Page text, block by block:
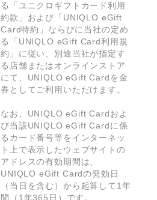
る「ユニクロギフトカード利用
約款」および「UNIQLO eGift
Card特約」ならびに当社の定め
る「UNIQLO eGift Card利用規
約」に従い、別途当社が指定す
る店舗またはオンラインストア
にて、UNIQLO eGift Cardを金
券としてご利用いただけます。
なお、UNIQLO eGift Cardおよ
び当該UNIQLO eGift Cardに係
るカード番号等をインターネッ
ト上で表示したウェブサイトの
アドレスの有効期間は、
UNIQLO eGift Cardの発効日
（当日を含む）から起算して1年